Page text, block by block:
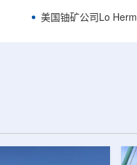
美国铀矿公司Lo